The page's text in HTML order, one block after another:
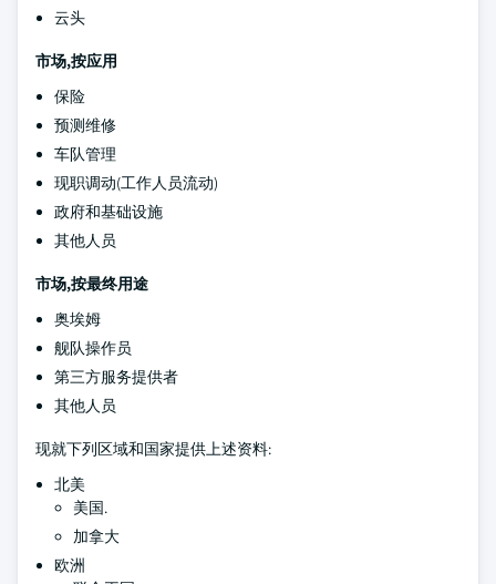
云头
市场,按应用
保险
预测维修
车队管理
现职调动(工作人员流动)
政府和基础设施
其他人员
市场,按最终用途
奥埃姆
舰队操作员
第三方服务提供者
其他人员
现就下列区域和国家提供上述资料:
北美
美国.
加拿大
欧洲